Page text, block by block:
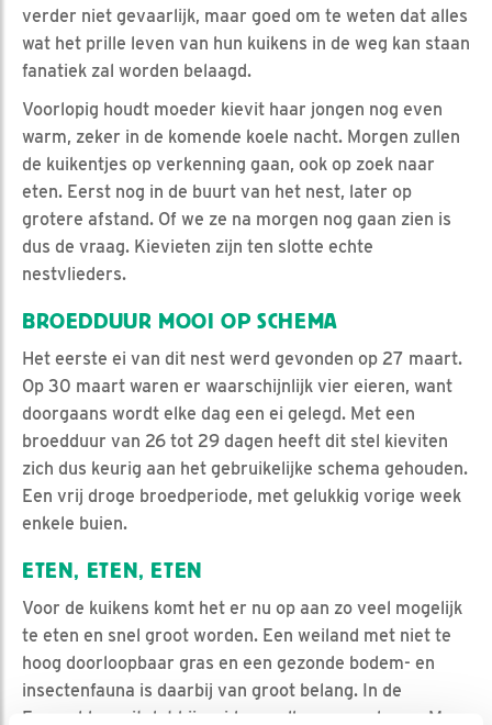
verder niet gevaarlijk, maar goed om te weten dat alles
wat het prille leven van hun kuikens in de weg kan staan
fanatiek zal worden belaagd.
Voorlopig houdt moeder kievit haar jongen nog even
warm, zeker in de komende koele nacht. Morgen zullen
de kuikentjes op verkenning gaan, ook op zoek naar
eten. Eerst nog in de buurt van het nest, later op
grotere afstand. Of we ze na morgen nog gaan zien is
dus de vraag. Kievieten zijn ten slotte echte
nestvlieders.
BROEDDUUR MOOI OP SCHEMA
Het eerste ei van dit nest werd gevonden op 27 maart.
Op 30 maart waren er waarschijnlijk vier eieren, want
doorgaans wordt elke dag een ei gelegd. Met een
broedduur van 26 tot 29 dagen heeft dit stel kieviten
zich dus keurig aan het gebruikelijke schema gehouden.
Een vrij droge broedperiode, met gelukkig vorige week
enkele buien.
ETEN, ETEN, ETEN
Voor de kuikens komt het er nu op aan zo veel mogelijk
te eten en snel groot worden. Een weiland met niet te
hoog doorloopbaar gras en een gezonde bodem- en
insectenfauna is daarbij van groot belang. In de
Eempolders zit dat bij weidevogelboeren wel snor. Maar